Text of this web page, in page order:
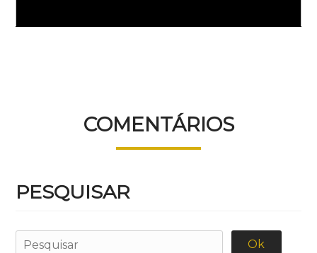
COMENTÁRIOS
PESQUISAR